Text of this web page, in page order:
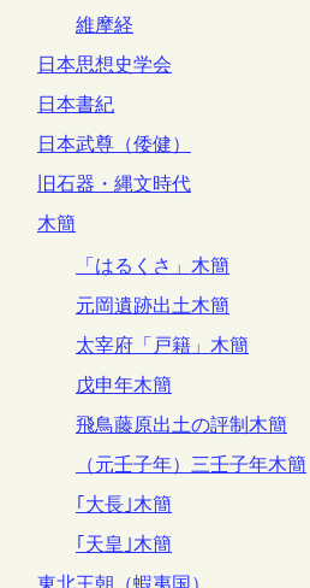
維摩経
日本思想史学会
日本書紀
日本武尊（倭健）
旧石器・縄文時代
木簡
「はるくさ」木簡
元岡遺跡出土木簡
太宰府「戸籍」木簡
戊申年木簡
飛鳥藤原出土の評制木簡
（元壬子年）三壬子年木簡
｢大長｣木簡
｢天皇｣木簡
東北王朝（蝦夷国）